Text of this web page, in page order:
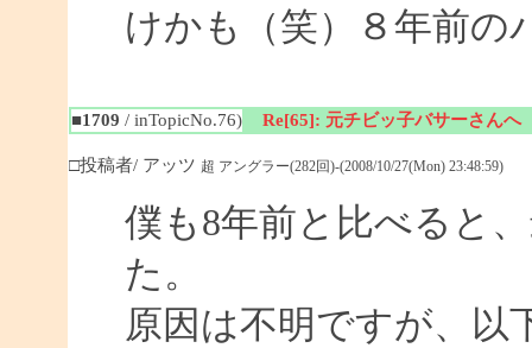
けかも（笑）８年前
■1709 / inTopicNo.76) Re[65]: 元チビッ子バサーさんへ
□投稿者/ アッツ 超 アングラー(282回)-(2008/10/27(Mon) 23:48:59)
僕も8年前と比べると
た。
原因は不明ですが、以